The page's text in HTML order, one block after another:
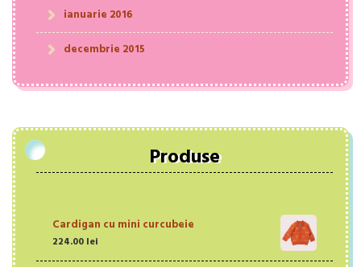
ianuarie 2016
decembrie 2015
Produse
Cardigan cu mini curcubeie
224.00 lei